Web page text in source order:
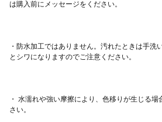
・防水加工ではありません。汚れたときは手洗
・ 水濡れや強い摩擦により、色移りが生じる